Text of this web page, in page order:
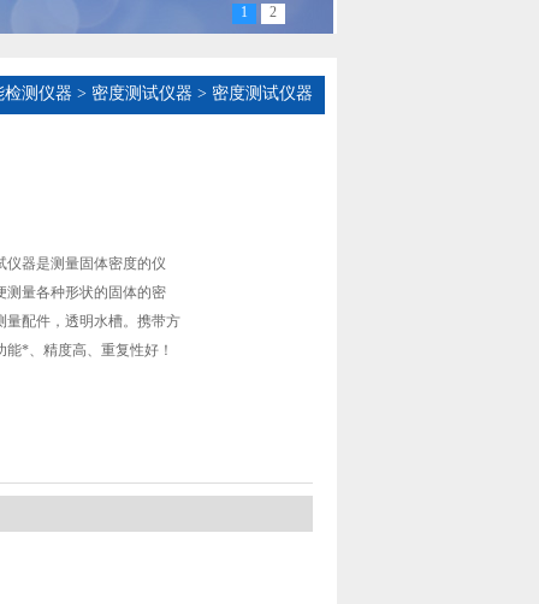
1 2
测仪器 > 密度测试仪器 > 密度测试仪器
仪器是测量固体密度的仪
测量各种形状的固体的密
量配件，透明水槽。携带方
能*、精度高、重复性好！